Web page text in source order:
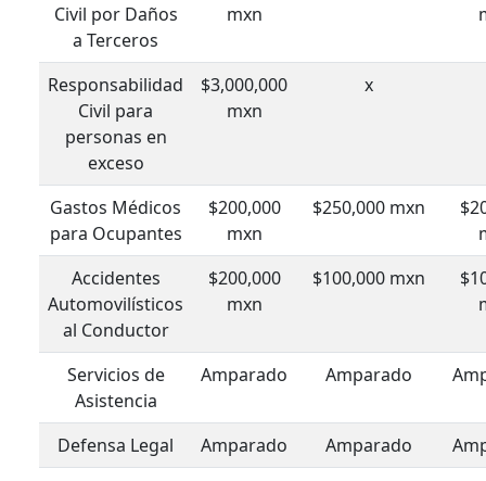
Civil por Daños
a Terceros
mxn
Responsabilidad
Civil para
personas en
exceso
$3,000,000
mxn
x
Gastos Médicos
para Ocupantes
$200,000
mxn
$250,000 mxn
Accidentes
Automovilísticos
al Conductor
$200,000
mxn
$100,000 mxn
Servicios de
Asistencia
Amparado Amparado
Defensa Legal Amparado Amparado